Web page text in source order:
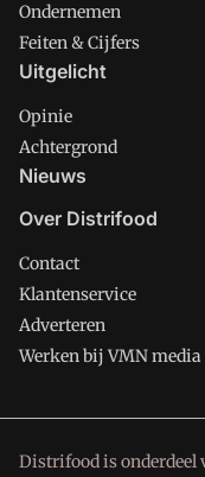
Ondernemen
Feiten & Cijfers
Uitgelicht
Opinie
Achtergrond
Nieuws
Over Distrifood
Contact
Klantenservice
Adverteren
Werken bij VMN media
Distrifood is onderdeel